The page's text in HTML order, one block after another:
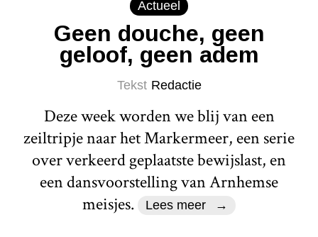
Actueel
Geen douche, geen
geloof, geen adem
Tekst Redactie
Deze week worden we blij van een
zeiltripje naar het Markermeer, een serie
over verkeerd geplaatste bewijslast, en
een dansvoorstelling van Arnhemse
meisjes.
Lees meer